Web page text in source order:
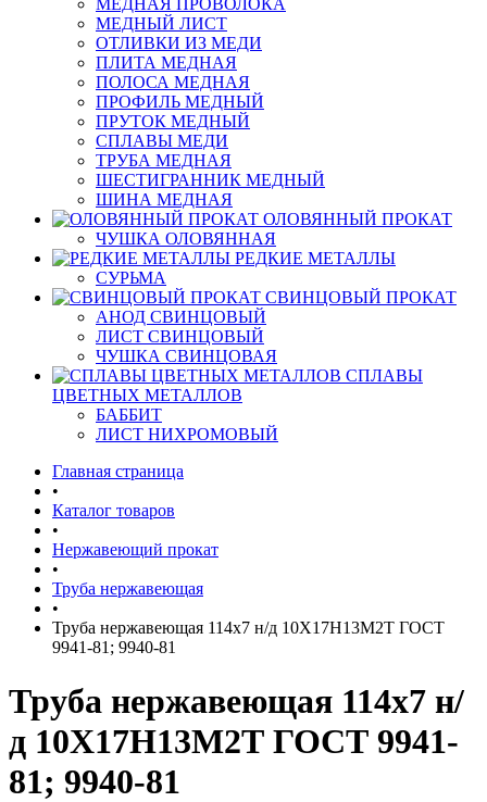
МЕДНАЯ ПРОВОЛОКА
МЕДНЫЙ ЛИСТ
ОТЛИВКИ ИЗ МЕДИ
ПЛИТА МЕДНАЯ
ПОЛОСА МЕДНАЯ
ПРОФИЛЬ МЕДНЫЙ
ПРУТОК МЕДНЫЙ
СПЛАВЫ МЕДИ
ТРУБА МЕДНАЯ
ШЕСТИГРАННИК МЕДНЫЙ
ШИНА МЕДНАЯ
ОЛОВЯННЫЙ ПРОКАТ
ЧУШКА ОЛОВЯННАЯ
РЕДКИЕ МЕТАЛЛЫ
СУРЬМА
СВИНЦОВЫЙ ПРОКАТ
АНОД СВИНЦОВЫЙ
ЛИСТ СВИНЦОВЫЙ
ЧУШКА СВИНЦОВАЯ
СПЛАВЫ
ЦВЕТНЫХ МЕТАЛЛОВ
БАББИТ
ЛИСТ НИХРОМОВЫЙ
Главная страница
•
Каталог товаров
•
Нержавеющий прокат
•
Труба нержавеющая
•
Труба нержавеющая 114х7 н/д 10Х17Н13М2Т ГОСТ
9941-81; 9940-81
Труба нержавеющая 114х7 н/
д 10Х17Н13М2Т ГОСТ 9941-
81; 9940-81